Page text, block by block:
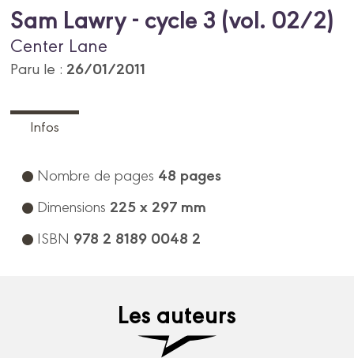
Sam Lawry - cycle 3 (vol. 02/2)
Center Lane
Paru le : 26/01/2011
Infos
Nombre de pages 48 pages
Dimensions 225 x 297 mm
ISBN 978 2 8189 0048 2
Les auteurs